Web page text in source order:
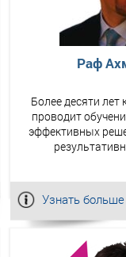
Раф
Более десяти лет
проводит
эффективных
Узнать больше